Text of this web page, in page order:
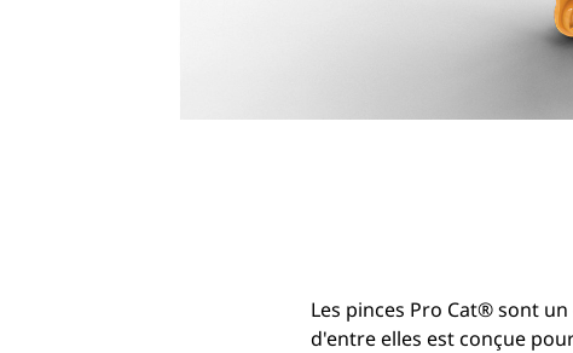
Les pinces Pro Cat® sont
d'entre elles est conçue